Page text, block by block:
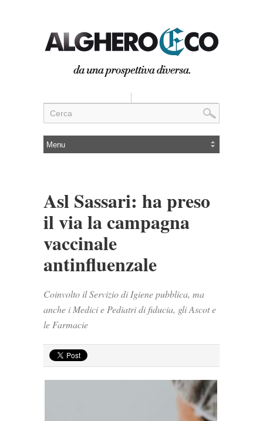
Asl Sassari: ha preso
il via la campagna
vaccinale
antinfluenzale
Coinvolto il Servizio di Igiene pubblica, ma
anche i Medici e Pediatri di fiducia, gli Ascot e
le Farmacie